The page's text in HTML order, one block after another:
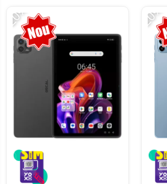
-20% -20%